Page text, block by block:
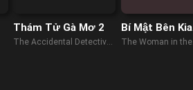
Thám Tử Gà Mơ 2
The Accidental Detective
Bí Mật Bên Kia
Khung Cửa
The Woman in the